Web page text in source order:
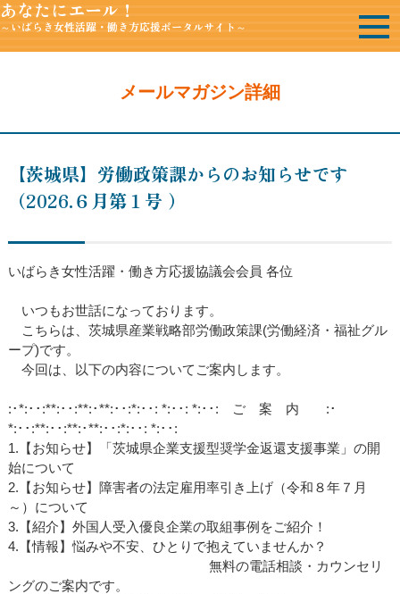
あなたにエール！
～いばらき女性活躍・働き方応援ポータルサイト～
メールマガジン詳細
【茨城県】労働政策課からのお知らせです
（2026.６月第１号 ）
いばらき女性活躍・働き方応援協議会会員 各位
いつもお世話になっております。
こちらは、茨城県産業戦略部労働政策課(労働経済・福祉グル
ープ)です。
今回は、以下の内容についてご案内します。
:･*:･･:**:･･:**:･**:･･:*:･･: *:･･: *:･･: ご 案 内 :･
*:･･:**:･･:**:･**:･･:*:･･: *:･･:
1.【お知らせ】「茨城県企業支援型奨学金返還支援事業」の開
始について
2.【お知らせ】障害者の法定雇用率引き上げ（令和８年７月
～）について
3.【紹介】外国人受入優良企業の取組事例をご紹介！
4.【情報】悩みや不安、ひとりで抱えていませんか？
無料の電話相談・カウンセリ
ングのご案内です。